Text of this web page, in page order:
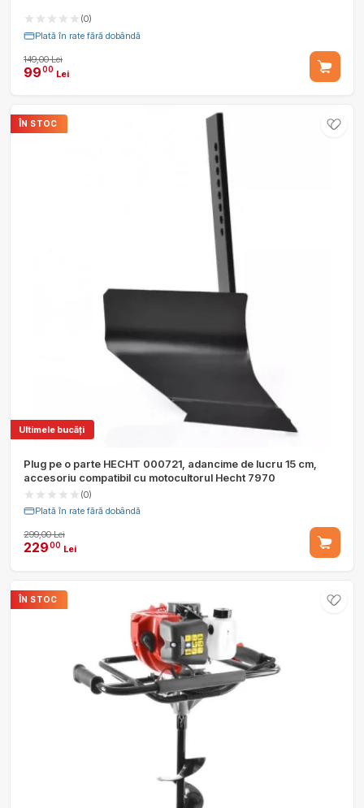
(0)
Plată în rate fără dobândă
149,00 Lei
9900 Lei
ÎN STOC
Ultimele bucăți
Plug pe o parte HECHT 000721, adancime de lucru 15 cm,
accesoriu compatibil cu motocultorul Hecht 7970
(0)
Plată în rate fără dobândă
299,00 Lei
22900 Lei
ÎN STOC